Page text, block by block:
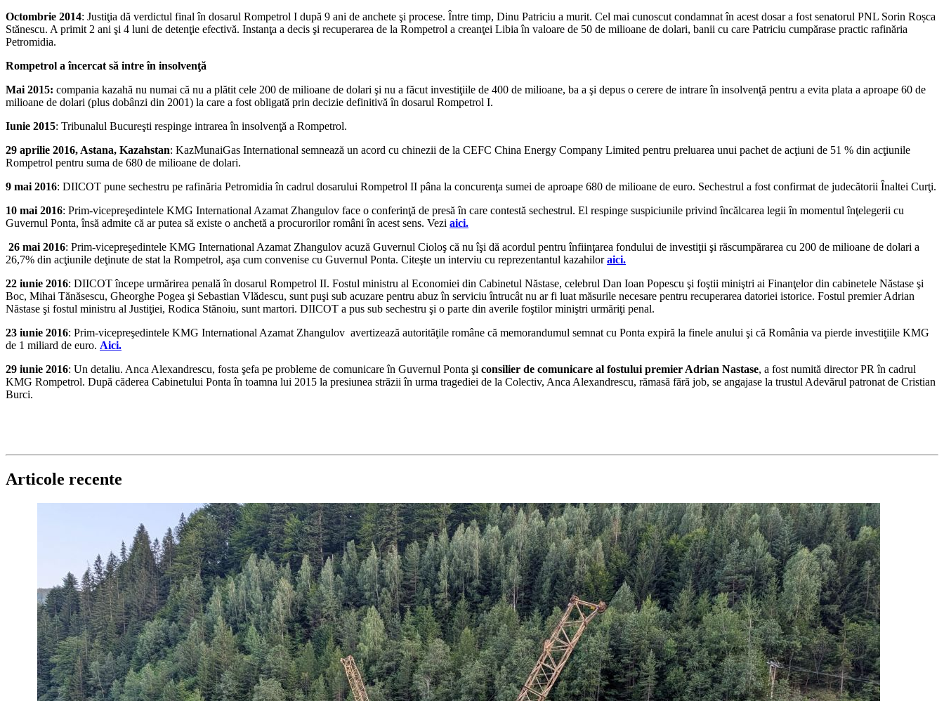
Octombrie 2014: Justiţia dă verdictul final în dosarul Rompetrol I după 9 ani de anchete şi procese. Între timp, Dinu Patriciu a murit. Cel mai cunoscut condamnat în acest dosar a fost senatorul PNL Sorin Roșca
Stănescu. A primit 2 ani şi 4 luni de detenţie efectivă. Instanţa a decis şi recuperarea de la Rompetrol a creanţei Libia în valoare de 50 de milioane de dolari, banii cu care Patriciu cumpărase practic rafinăria
Petromidia.
Rompetrol a încercat să intre în insolvenţă
Mai 2015: compania kazahă nu numai că nu a plătit cele 200 de milioane de dolari şi nu a făcut investiţiile de 400 de milioane, ba a şi depus o cerere de intrare în insolvenţă pentru a evita plata a aproape 60 de
milioane de dolari (plus dobânzi din 2001) la care a fost obligată prin decizie definitivă în dosarul Rompetrol I.
Iunie 2015: Tribunalul Bucureşti respinge intrarea în insolvenţă a Rompetrol.
29 aprilie 2016, Astana, Kazahstan: KazMunaiGas International semnează un acord cu chinezii de la CEFC China Energy Company Limited pentru preluarea unui pachet de acţiuni de 51 % din acţiunile
Rompetrol pentru suma de 680 de milioane de dolari.
9 mai 2016: DIICOT pune sechestru pe rafinăria Petromidia în cadrul dosarului Rompetrol II pâna la concurenţa sumei de aproape 680 de milioane de euro. Sechestrul a fost confirmat de judecătorii Înaltei Curţi.
10 mai 2016: Prim-vicepreşedintele KMG International Azamat Zhangulov face o conferinţă de presă în care contestă sechestrul. El respinge suspiciunile privind încălcarea legii în momentul înţelegerii cu
Guvernul Ponta, însă admite că ar putea să existe o anchetă a procurorilor români în acest sens. Vezi aici.
26 mai 2016: Prim-vicepreşedintele KMG International Azamat Zhangulov acuză Guvernul Cioloş că nu îşi dă acordul pentru înfiinţarea fondului de investiţii şi răscumpărarea cu 200 de milioane de dolari a
26,7% din acţiunile deţinute de stat la Rompetrol, aşa cum convenise cu Guvernul Ponta. Citeşte un interviu cu reprezentantul kazahiloraici.
22 iunie 2016: DIICOT începe urmărirea penală în dosarul Rompetrol II. Fostul ministru al Economiei din Cabinetul Năstase, celebrul Dan Ioan Popescu şi foştii miniştri ai Finanţelor din cabinetele Năstase şi
Boc, Mihai Tănăsescu, Gheorghe Pogea şi Sebastian Vlădescu, sunt puşi sub acuzare pentru abuz în serviciu întrucât nu ar fi luat măsurile necesare pentru recuperarea datoriei istorice. Fostul premier Adrian
Năstase şi fostul ministru al Justiţiei, Rodica Stănoiu, sunt martori. DIICOT a pus sub sechestru şi o parte din averile foştilor miniştri urmăriţi penal.
23 iunie 2016: Prim-vicepreşedintele KMG International Azamat Zhangulov avertizează autorităţile române că memorandumul semnat cu Ponta expiră la finele anului şi că România va pierde investiţiile KMG
de 1 miliard de euro. Aici.
29 iunie 2016: Un detaliu. Anca Alexandrescu, fosta şefa pe probleme de comunicare în Guvernul Ponta şi consilier de comunicare al fostului premier Adrian Nastase, a fost numită director PR în cadrul
KMG Rompetrol. După căderea Cabinetului Ponta în toamna lui 2015 la presiunea străzii în urma tragediei de la Colectiv, Anca Alexandrescu, rămasă fără job, se angajase la trustul Adevărul patronat de Cristian
Burci.
Articole recente